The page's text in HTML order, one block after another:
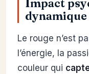
Impact
dynamique
Le rouge n’est
l’énergie, la
couleur qui